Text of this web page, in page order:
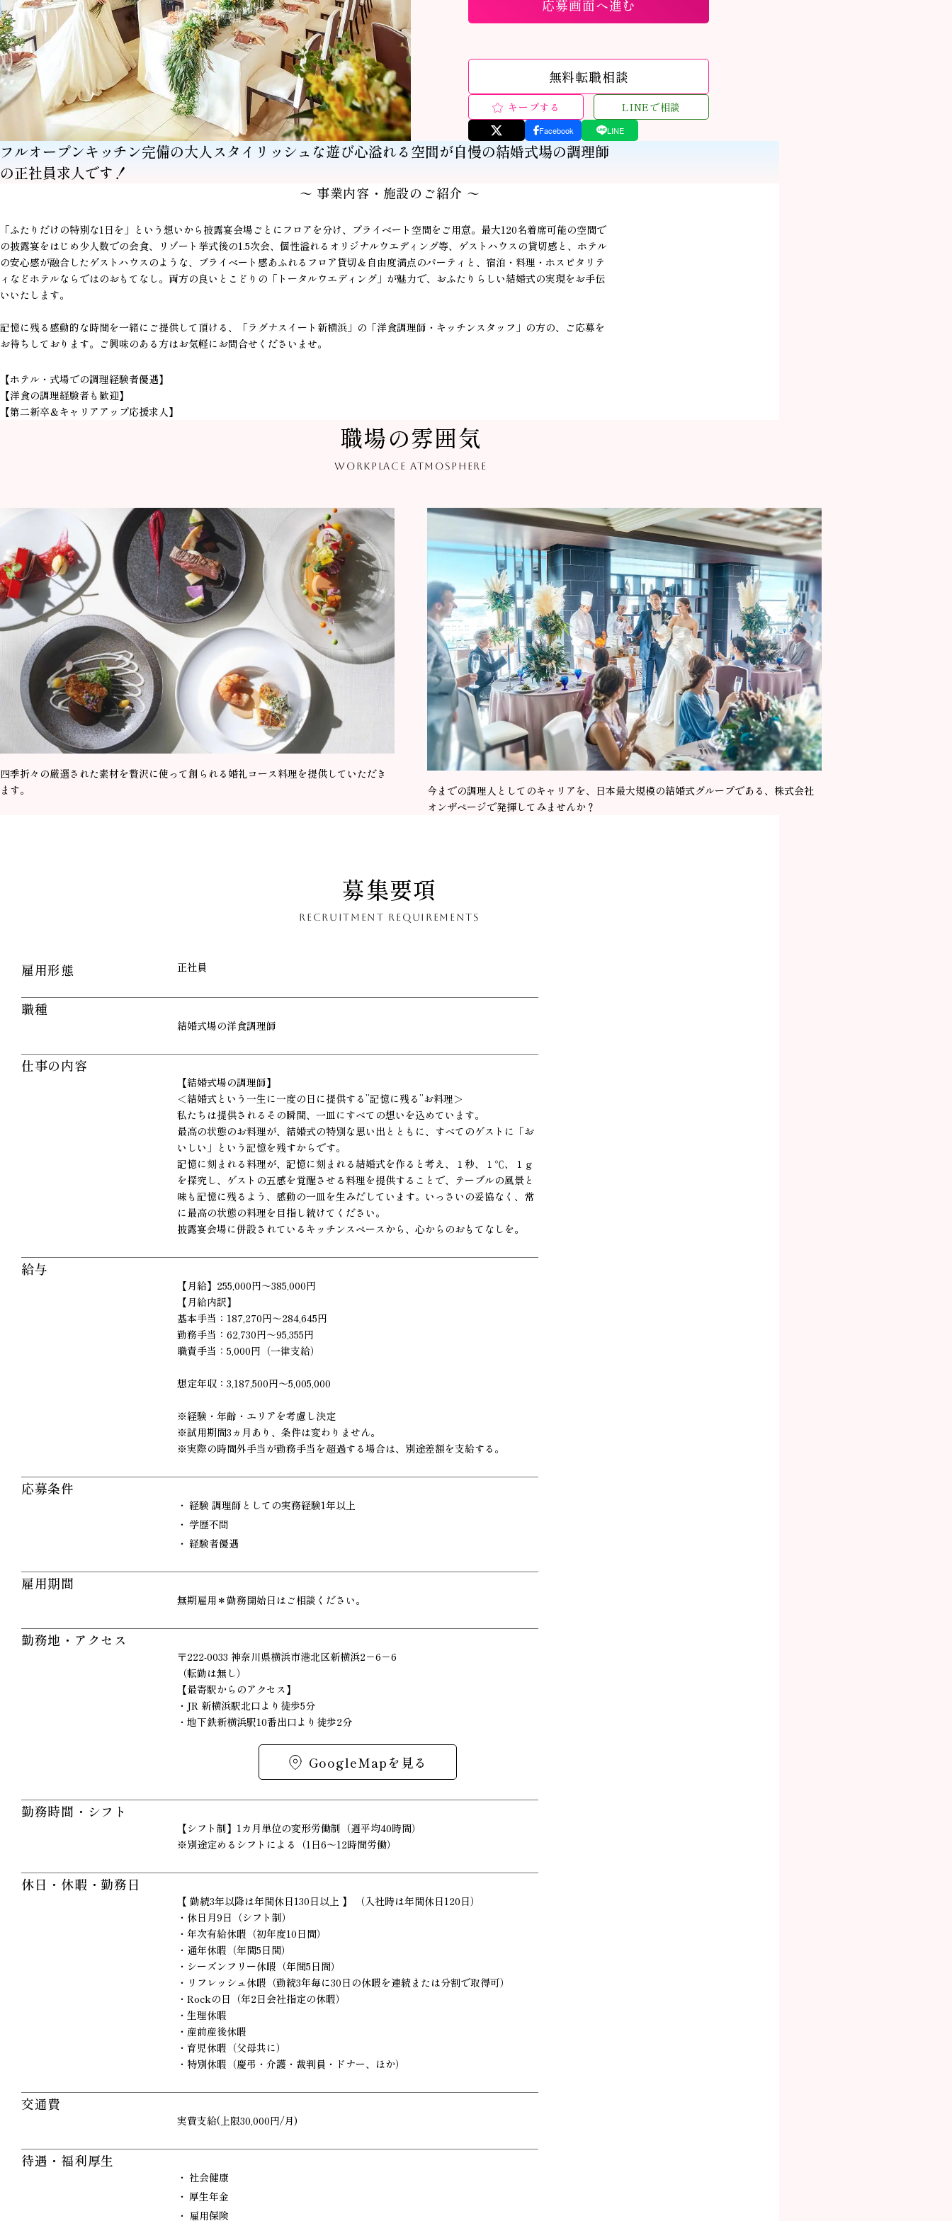
応募画面へ進む
無料転職相談
キープする LINEで相談
Facebook LINE
フルオープンキッチン完備の大人スタイリッシュな遊び心溢れる空間が自慢の結婚式場の調理師
の正社員求人です！
〜 事業内容・施設のご紹介 〜
「ふたりだけの特別な1日を」 という想いから披露宴会場ごとにフロアを分け、プライベート空間をご用意。 最大120名着席可能の空間で
の披露宴をはじめ少人数での会食、
リゾート挙式後の1.5次会、個性溢れるオリジナルウエディング等、ゲストハウスの貸切感と、ホテル
の安心感が融合したゲストハウスのような、プライベート感あふれるフロア貸切＆自由度満点のパーティと、宿泊・料理・ホスピタリテ
ィなどホテルならではのおもてなし。両方の良いとこどりの「トータルウエディング」が魅力で、 おふたりらしい結婚式の実現をお手伝
いいたします。
記憶に残る感動的な時間を一緒にご提供して頂ける、 「ラグナスイート新横浜」の 「洋食調理師・キッチンスタッフ」の方の、ご応募を
お待ちしております。ご興味のある方はお気軽にお問合せくださいませ。
【ホテル・式場での調理経験者優遇】
【洋食の調理経験者も歓迎】
【第二新卒＆キャリアアップ応援求人】
職場の雰囲気
WORKPLACE ATMOSPHERE
四季折々の厳選された素材を贅沢に使って創られる婚礼コース料理を提供していただき
ます。
今までの調理人としてのキャリアを、日本最大規模の結婚式グループである、株式会社
オンザページで発揮してみませんか？
募集要項
RECRUITMENT REQUIREMENTS
雇用形態 正社員
職種
結婚式場の洋食調理師
仕事の内容
【結婚式場の調理師】
＜結婚式という一生に一度の日に提供する”記憶に残る”お料理＞
私たちは提供されるその瞬間、一皿にすべての想いを込めています。
最高の状態のお料理が、結婚式の特別な思い出とともに、すべてのゲストに「お
いしい」という記憶を残すからです。
記憶に刻まれる料理が、記憶に刻まれる結婚式を作ると考え、１秒、１℃、１ｇ
を探究し、ゲストの五感を覚醒させる料理を提供することで、テーブルの風景と
味も記憶に残るよう、感動の一皿を生みだしています。いっさいの妥協なく、常
に最高の状態の料理を目指し続けてください。
披露宴会場に併設されているキッチンスペースから、心からのおもてなしを。
給与
【月給】255,000円～385,000円
【月給内訳】
基本手当：187,270円～284,645円
勤務手当：62,730円～95,355円
職責手当：5,000円（一律支給）
想定年収：3,187,500‬‬円～5,005,000
※経験・年齢・エリアを考慮し決定
※試用期間3ヵ月あり、条件は変わりません。
※実際の時間外手当が勤務手当を超過する場合は、別途差額を支給する。
応募条件
経験 調理師としての実務経験1年以上
学歴不問
経験者優遇
雇用期間
無期雇用＊勤務開始日はご相談ください。
勤務地・アクセス
〒222-0033 神奈川県横浜市港北区新横浜2－6－6
（転勤は無し）
【最寄駅からのアクセス】
・JR 新横浜駅北口より徒歩5分
・地下鉄新横浜駅10番出口より徒歩2分
GoogleMapを見る
勤務時間・シフト
【シフト制】1カ月単位の変形労働制（週平均40時間）
※別途定めるシフトによる（1日6～12時間労働）
休日・休暇・勤務日
【 勤続3年以降は年間休日130日以上 】 （入社時は年間休日120日）
・休日月9日（シフト制）
・年次有給休暇（初年度10日間）
・通年休暇（年間5日間）
・シーズンフリー休暇（年間5日間）
・リフレッシュ休暇（勤続3年毎に30日の休暇を連続または分割で取得可）
・Rockの日（年2日会社指定の休暇）
・生理休暇
・産前産後休暇
・育児休暇（父母共に）
・特別休暇（慶弔・介護・裁判員・ドナー、ほか）
交通費
実費支給(上限30,000円/月)
待遇・福利厚生
社会健康
厚生年金
雇用保険